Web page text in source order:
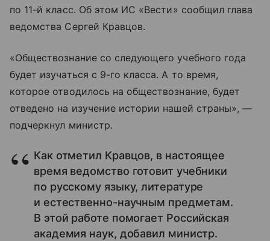
по 11-й класс. Об этом ИС «Вести» сообщил глава
ведомства Сергей Кравцов.
«Обществознание со следующего учебного года
будет изучаться с 9-го класса. А то время,
которое отводилось на обществознание, будет
отведено на изучение истории нашей страны», —
подчеркнул министр.
Как отметил Кравцов, в настоящее
время ведомство готовит учебники
по русскому языку, литературе
и естественно-научным предметам.
В этой работе помогает Российская
академия наук, добавил министр.